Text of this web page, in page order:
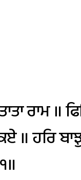
ਰਾਮ॥
॥ਹਰਿ